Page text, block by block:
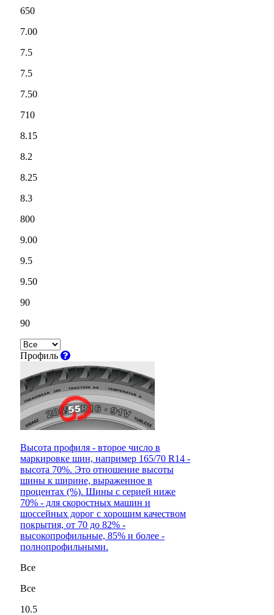
650
7.00
7.5
7.5
7.50
710
8.15
8.2
8.25
8.3
800
9.00
9.5
9.50
90
90
Профиль
Высота профиля - второе число в
маркировке шин, например 165/70 R14 -
высота 70%. Это отношение высоты
шины к ширине, выраженное в
процентах (%). Шины с серией ниже
70% - для скоростных машин и
шоссейных дорог с хорошим качеством
покрытия, от 70 до 82% -
высокопрофильные, 85% и более -
полнопрофильными.
Все
Все
10.5